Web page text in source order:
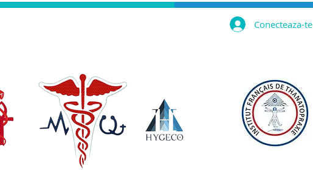
Conecteaza-te